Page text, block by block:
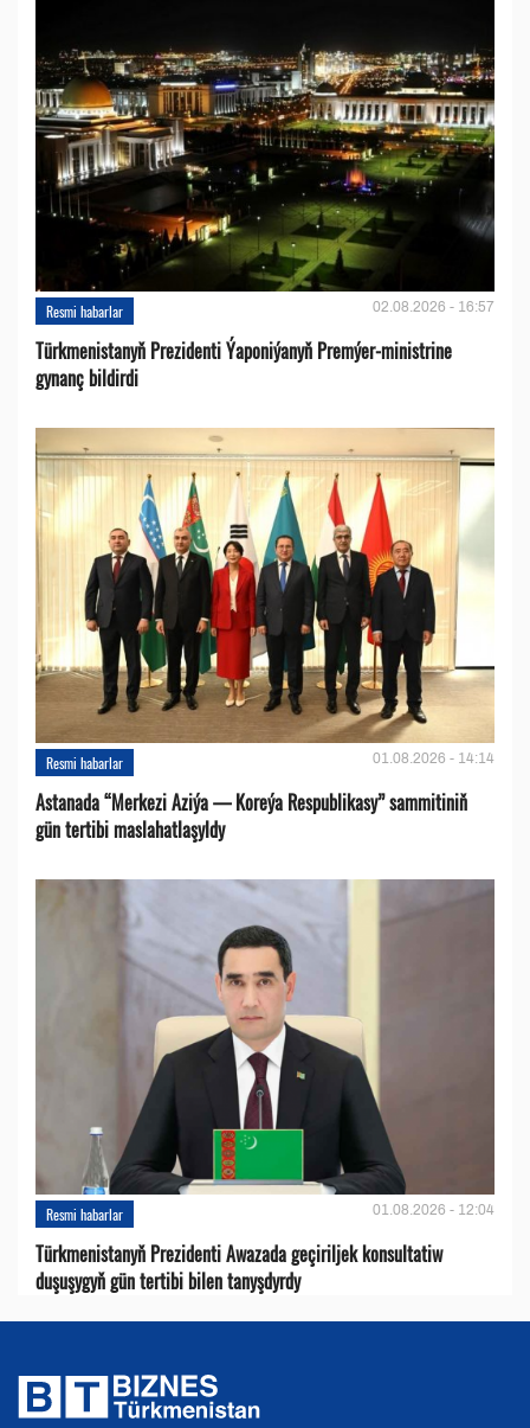
Resmi habarlar 02.08.2026 - 16:57
Türkmenistanyň Prezidenti Ýaponiýanyň Premýer-ministrine
gynanç bildirdi
Resmi habarlar 01.08.2026 - 14:14
Astanada “Merkezi Aziýa — Koreýa Respublikasy” sammitiniň
gün tertibi maslahatlaşyldy
Resmi habarlar 01.08.2026 - 12:04
Türkmenistanyň Prezidenti Awazada geçiriljek konsultatiw
duşuşygyň gün tertibi bilen tanyşdyrdy